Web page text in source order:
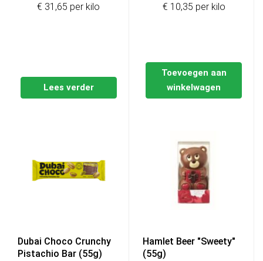
Lees verder
€ 31,65 per kilo
Toevoegen aan
winkelwagen
€ 10,35 per kilo
Dubai Choco Crunchy
Pistachio Bar (55g)
Hamlet Beer "Sweety"
(55g)